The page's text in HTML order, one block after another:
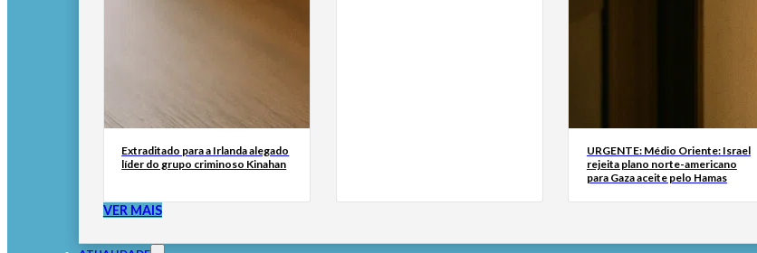
Extraditado para a Irlanda alegado
líder do grupo criminoso Kinahan
URGENTE: Médio Oriente: Israel
rejeita plano norte-americano
para Gaza aceite pelo Hamas
VER MAIS